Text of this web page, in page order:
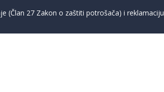
(Član 27 Zakon o zaštiti potrošača) i reklamaciju